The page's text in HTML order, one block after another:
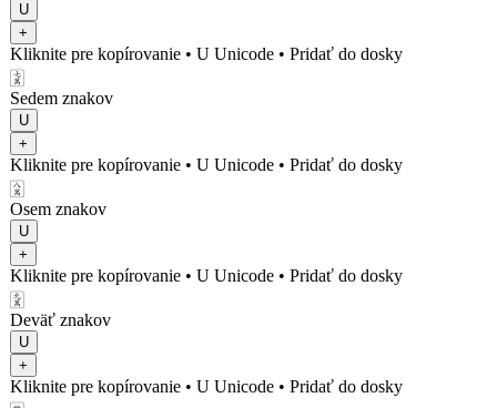
U
+
Kliknite pre kopírovanie • U Unicode • Pridať do dosky
🀍
Sedem znakov
U
+
Kliknite pre kopírovanie • U Unicode • Pridať do dosky
🀎
Osem znakov
U
+
Kliknite pre kopírovanie • U Unicode • Pridať do dosky
🀏
Deväť znakov
U
+
Kliknite pre kopírovanie • U Unicode • Pridať do dosky